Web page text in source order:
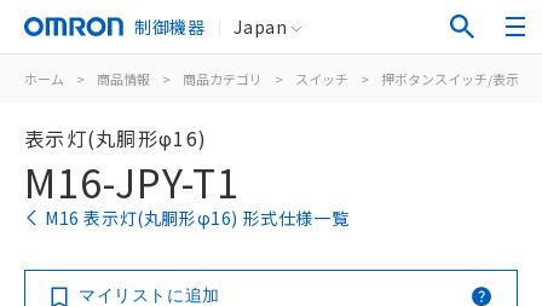
制御機器 Japan
ホーム > 商品情報 > 商品カテゴリ > スイッチ > 押ボタンスイッチ/表示灯
表示灯(丸胴形φ16)
M16-JPY-T1
M16 表示灯(丸胴形φ16) 形式仕様一覧
マイリストに追加